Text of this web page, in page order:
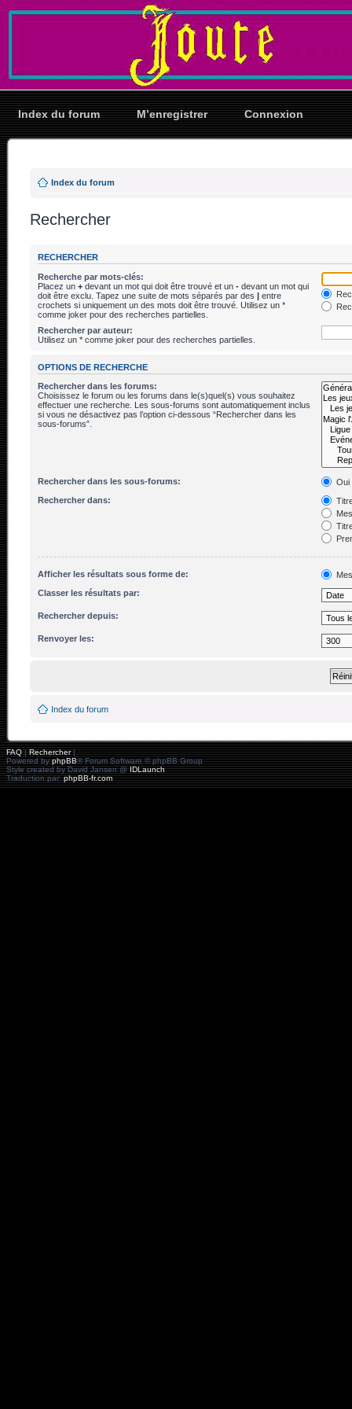
Index du forum M’enregistrer Connexion
Index du forum
Rechercher
RECHERCHER
Recherche par mots-clés:
Placez un + devant un mot qui doit être trouvé et un - devant un mot qui
doit être exclu. Tapez une suite de mots séparés par des | entre
crochets si uniquement un des mots doit être trouvé. Utilisez un *
comme joker pour des recherches partielles.
Rechercher par auteur:
Utilisez un * comme joker pour des recherches partielles.
OPTIONS DE RECHERCHE
Rechercher dans les forums:
Choisissez le forum ou les forums dans le(s)quel(s) vous souhaitez
effectuer une recherche. Les sous-forums sont automatiquement inclus
si vous ne désactivez pas l’option ci-dessous “Rechercher dans les
sous-forums”.
Rechercher dans les sous-forums:
Oui
Rechercher dans:
Afficher les résultats sous forme de:
Classer les résultats par:
Rechercher depuis:
Renvoyer les:
Index du forum
FAQ|Rechercher|
Powered byphpBB® Forum Software © phpBB Group
Style created by David Jansen @IDLaunch
Traduction par:phpBB-fr.com